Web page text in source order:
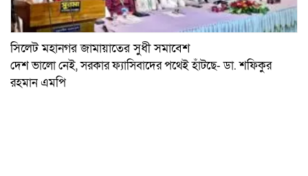
সিলেট মহানগর জামায়াতের সুধী সমাবেশ
দেশ ভালো নেই, সরকার ফ্যাসিবাদের পথেই হাঁটছে- ডা. শফিকুর
রহমান এমপি